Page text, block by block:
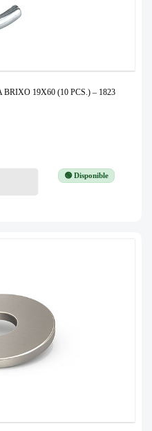
19X60 (10 PCS.) – 1823
🟢 Disponible